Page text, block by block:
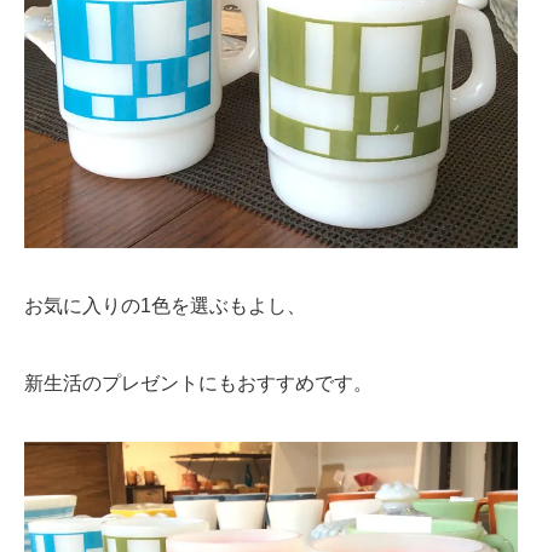
お気に入りの1色を選ぶもよし、
新生活のプレゼントにもおすすめです。